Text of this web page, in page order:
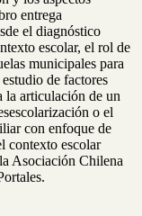
entrega
el diagnóstico
escolar, el rol de
municipales para
de factores
la articulación de un
o el
con enfoque de
contexto escolar
Asociación Chilena